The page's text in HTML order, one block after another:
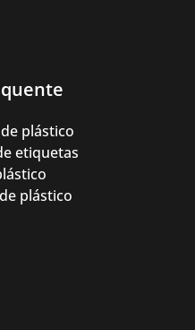
plástico
etiquetas
plástico